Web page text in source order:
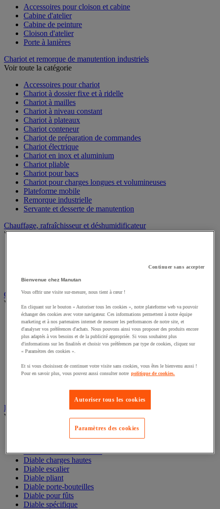
Accessoires pour cloison et cabine
Cabine d'atelier
Cabine de peinture
Cloison d'atelier
Porte à lanières
Chariot et remorque de manutention industriels
Voir toute la catégorie
Accessoires pour chariot
Chariot à dossier fixe et à ridelle
Chariot à mailles
Chariot à niveau constant
Chariot à plateaux
Chariot conteneur
Chariot de préparation de commandes
Chariot électrique
Chariot en inox et aluminium
Chariot pliable
Chariot pour bacs
Chariot pour charges longues et volumineuses
Plateforme mobile
Remorque industrielle
Servante et desserte de manutention
Chauffage, rafraîchisseur et déshumidificateur
Voir toute la catégorie
Rafraîchisseur et déshumidificateur
Convoyeur
Voir toute la catégorie
Accessoires pour convoyeur
Bille de manutention
Convoyeur à rouleaux
Convoyeur extensible et mobile
Convoyeur motorisé à bande
Convoyeur pour palettes
Rail et barrette de manutention
Diable
Voir toute la catégorie
Accessoires pour diable
Diable aluminium et inox
Diable charges hautes
Diable escalier
Diable pliant
Diable porte-bouteilles
Diable pour fûts
Diable spécifique
Continuer sans accepter
Bienvenue chez Manutan
Vous offrir une visite sur-mesure, nous tient à cœur !
En cliquant sur le bouton « Autoriser tous les cookies », notre plateforme web va pouvoir
échanger des cookies avec votre navigateur. Ces informations permettent à notre équipe
marketing et à nos partenaires internet de mesurer les performances de notre site, et
d'analyser vos préférences d'achats. Nous pouvons ainsi vous proposer des produits encore
plus adaptés à vos besoins et de la publicité appropriée. Si vous souhaitez plus
d'informations sur les finalités et choisir vos préférences par type de cookies, cliquez sur
« Paramètres des cookies ».
Et si vous choisissez de continuer votre visite sans cookies, vous êtes le bienvenu aussi !
Pour en savoir plus, vous pouvez aussi consulter notre politique de cookies.
Autoriser tous les cookies
Paramètres des cookies